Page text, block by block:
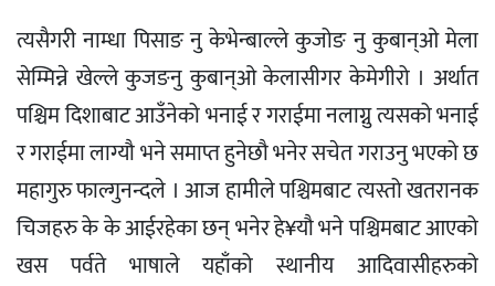
त्यसैगरी नाम्धा पिसाङ नु केभेन्बाल्ले कुजोङ नु कुबान्ओ मेला
सेम्मिन्ने खेल्ले कुजङनु कुबान्ओ केलासीगर केमेगीरो । अर्थात
पश्चिम दिशाबाट आउँनेको भनाई र गराईमा नलाग्नु त्यसको भनाई
र गराईमा लाग्यौ भने समाप्त हुनेछौ भनेर सचेत गराउनु भएको छ
महागुरु फाल्गुनन्दले । आज हामीले पश्चिमबाट त्यस्तो खतरानक
चिजहरु के के आईरहेका छन् भनेर हे¥यौ भने पश्चिमबाट आएको
खस पर्वते भाषाले यहाँको स्थानीय आदिवासीहरुको